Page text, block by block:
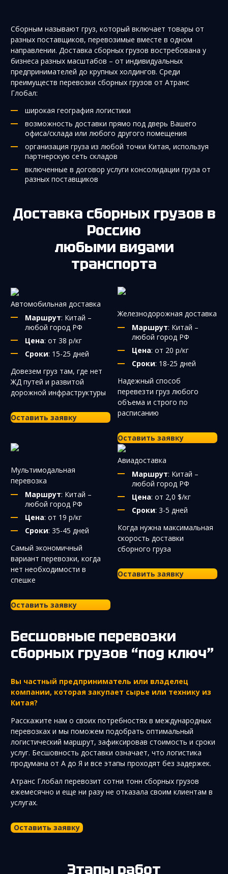
Сборным называют груз, который включает товары от
разных поставщиков, перевозимые вместе в одном
направлении. Доставка сборных грузов востребована у
бизнеса разных масштабов – от индивидуальных
предпринимателей до крупных холдингов. Среди
преимуществ перевозки сборных грузов от Атранс
Глобал:
широкая география логистики
возможность доставки прямо под дверь Вашего
офиса/склада или любого другого помещения
организация груза из любой точки Китая, используя
партнерскую сеть складов
включенные в договор услуги консолидации груза от
разных поставщиков
Доставка сборных грузов в
Россию
любыми видами
транспорта
Автомобильная доставка
Маршрут: Китай –
любой город РФ
Цена: от 38 р/кг
Сроки: 15-25 дней
Довезем груз там, где нет
ЖД путей и развитой
дорожной инфраструктуры
Оставить заявку
Железнодорожная доставка
Маршрут: Китай –
любой город РФ
Цена: от 20 р/кг
Сроки: 18-25 дней
Надежный способ
перевезти груз любого
объема и строго по
расписанию
Оставить заявку
Мультимодальная
перевозка
Маршрут: Китай –
любой город РФ
Цена: от 19 р/кг
Сроки: 35-45 дней
Самый экономичный
вариант перевозки, когда
нет необходимости в
спешке
Оставить заявку
Авиадоставка
Маршрут: Китай –
любой город РФ
Цена: от 2,0 $/кг
Сроки: 3-5 дней
Когда нужна максимальная
скорость доставки
сборного груза
Оставить заявку
Бесшовные перевозки
сборных грузов “под ключ”
Вы частный предприниматель или владелец
компании, которая закупает сырье или технику из
Китая?
Расскажите нам о своих потребностях в международных
перевозках и мы поможем подобрать оптимальный
логистический маршрут, зафиксировав стоимость и сроки
услуг. Бесшовность доставки означает, что логистика
продумана от А до Я и все этапы проходят без задержек.
Атранс Глобал перевозит сотни тонн сборных грузов
ежемесячно и еще ни разу не отказала своим клиентам в
услугах.
Оставить заявку
Этапы работ